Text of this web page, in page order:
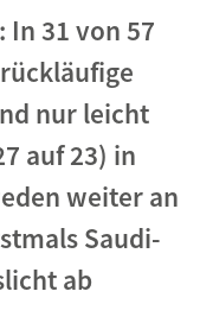
In 31 von 57
nur leicht
auf 23) in
weiter an
Saudi-
ab